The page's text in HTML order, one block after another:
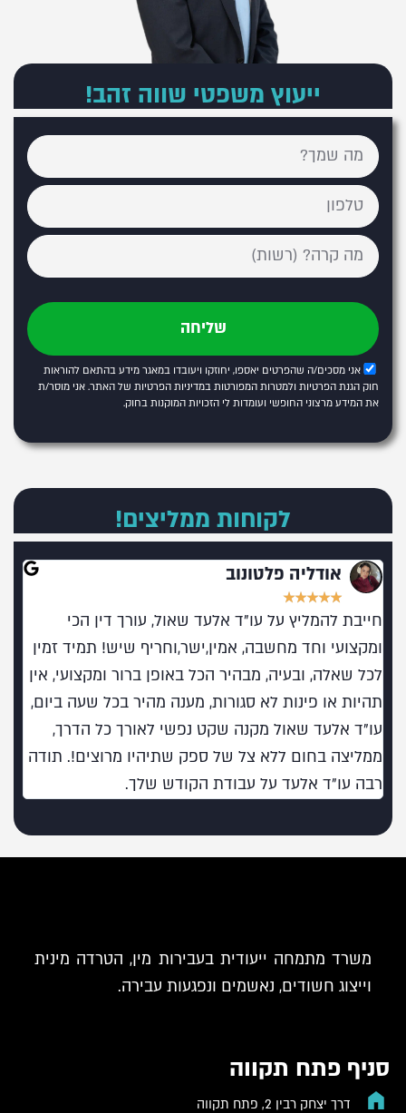
ייעוץ משפטי שווה זהב!
אני מסכים/ה שהפרטים יאספו, יחוזקו ויעובדו במאגר מידע בהתאם להוראות
חוק הגנת הפרטיות ולמטרות המפורטות במדיניות הפרטיות של האתר. אני מוסר/ת
את המידע מרצוני החופשי ועומדות לי הזכויות המוקנות בחוק.
שליחה
לקוחות ממליצים!
אודליה פלטונוב
★
★
★
★
★
חייבת להמליץ על עו"ד אלעד שאול, עורך דין הכי
ומקצועי וחד מחשבה, אמין,ישר,וחריף שיש! תמיד זמין
לכל שאלה, ובעיה, מבהיר הכל באופן ברור ומקצועי, אין
תהיות או פינות לא סגורות, מענה מהיר בכל שעה ביום,
עו"ד אלעד שאול מקנה שקט נפשי לאורך כל הדרך,
ממליצה בחום ללא צל של ספק שתיהיו מרוצים!. תודה
רבה עו"ד אלעד על עבודת הקודש שלך.
משרד מתמחה ייעודית בעבירות מין, הטרדה מינית
וייצוג חשודים, נאשמים ונפגעות עבירה.
סניף פתח תקווה
דרך יצחק רבין 2, פתח תקווה